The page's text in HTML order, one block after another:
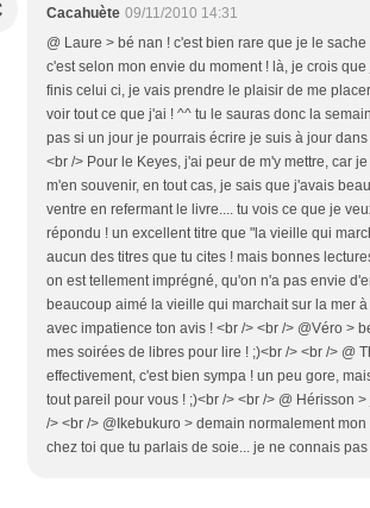
Cacahuète 09/11/2010 14:31
@ Laure > bé nan ! c'est bien rare que je le
c'est selon mon envie du moment ! là, je crois
finis celui ci, je vais prendre le plaisir de me
voir tout ce que j'ai ! ^^ tu le sauras donc la
pas si un jour je pourrais écrire je suis à jour
<br /> Pour le Keyes, j'ai peur de m'y mettre, car
m'en souvenir, en tout cas, je sais que j'avais
ventre en refermant le livre.... tu vois ce que je
répondu ! un excellent titre que "la vieille qui
aucun des titres que tu cites ! mais bonnes
on est tellement imprégné, qu'on n'a pas envie
beaucoup aimé la vieille qui marchait sur la mer
avec impatience ton avis ! <br /> <br /> @Véro >
mes soirées de libres pour lire ! ;)<br /> <br /> @
effectivement, c'est bien sympa ! un peu gore,
tout pareil pour vous ! ;)<br /> <br /> @ Hérisson
/> <br /> @Ikebukuro > demain normalement
chez toi que tu parlais de soie... je ne connais pas